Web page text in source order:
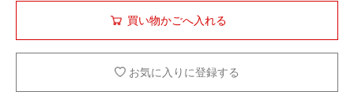
お気に入りに登録する